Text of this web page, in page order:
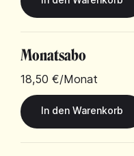
Monatsabo
18,50 €/Monat